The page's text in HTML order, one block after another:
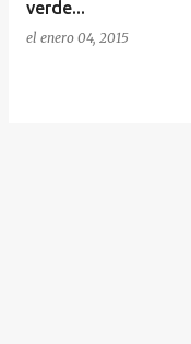
verde...
el enero 04, 2015